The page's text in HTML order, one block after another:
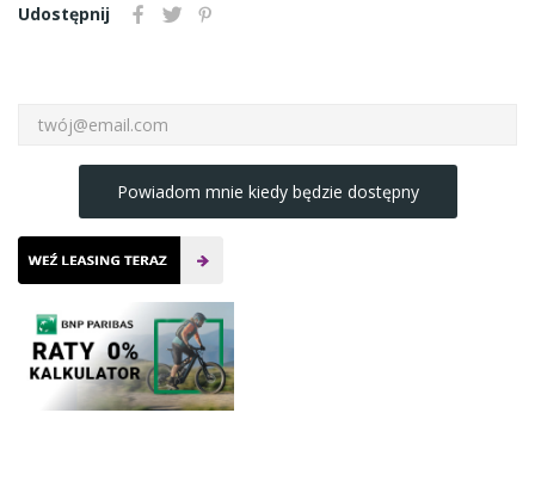
Udostępnij
Powiadom mnie kiedy będzie dostępny